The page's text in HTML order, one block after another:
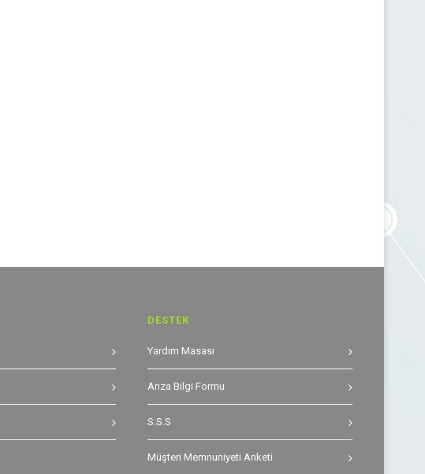
DESTEK
Yardım Masası
Arıza Bilgi Formu
S.S.S
Müşteri Memnuniyeti Anketi